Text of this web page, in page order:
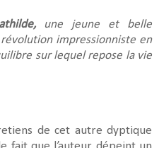
une jeune et belle
impressionniste en
sur lequel repose la vie
de cet autre dyptique